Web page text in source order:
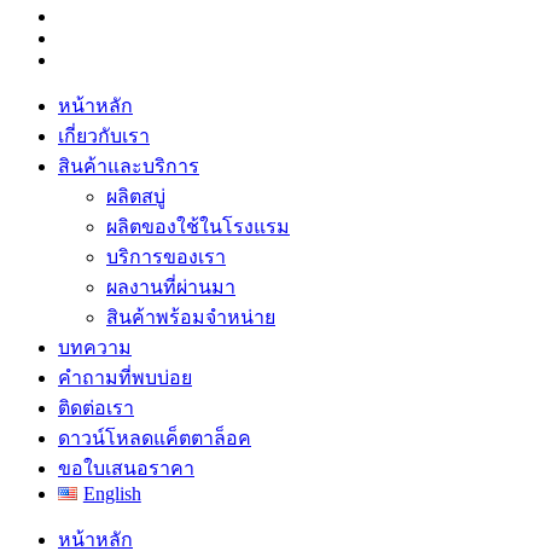
หน้าหลัก
เกี่ยวกับเรา
สินค้าและบริการ
ผลิตสบู่
ผลิตของใช้ในโรงแรม
บริการของเรา
ผลงานที่ผ่านมา
สินค้าพร้อมจำหน่าย
บทความ
คำถามที่พบบ่อย
ติดต่อเรา
ดาวน์โหลดแค็ตตาล็อค
ขอใบเสนอราคา
English
หน้าหลัก